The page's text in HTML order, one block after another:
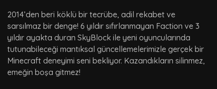
2014’den beri köklü bir tecrübe, adil rekabet ve
sarsılmaz bir denge! 6 yıldır sıfırlanmayan Faction ve 3
yıldır ayakta duran SkyBlock ile yeni oyuncularında
tutunabileceği mantıksal güncellemelerimizle gerçek bir
Minecraft deneyimi seni bekliyor. Kazandıkların silinmez,
emeğin boşa gitmez!